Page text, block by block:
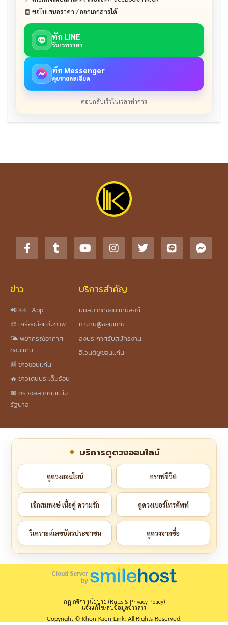
🧾 ขอใบเสนอราคา / ออกเอกสารได้
ทัก LINE
รับเรทราคา
ทัก Messenger
คุยรายละเอียด
ตอบกลับเร็วในเวลาทำการ
ข่าว
📲 KKL App
🎨 เครื่องมือแต่งภาพ
🌤️ พยากรณ์อากาศ
ขอนแก่น
📰 ข่าวขอนแก่น
🔥 ข่าวเด่นประเด็นร้อน
🎟️ ตรวจสลากกินแบ่ง
รัฐบาล
บริการสำคัญ
มุมสมาชิกขอนแก่นลิงก์
หางาน@ขอนแก่น
ลงประกาศรับสมัครงาน
อีเวนต์@ขอนแก่น
บริการดูดวงออนไลน์
ดูดวงออนไลน์ กราฟชีวิต
เช็กสมพงษ์ เนื้อคู่ ความรัก ดูดวงเบอร์โทรศัพท์
วิเคราะห์เลขบัตรประชาชน ดูดวงจากชื่อ
กฎ กติกา นโยบาย (Rules & Privacy Policy)
แจ้งแก้ไข/ลบข้อมูลข่าวสาร
Copyright © Khon Kaen Link. All Rights Reserved.